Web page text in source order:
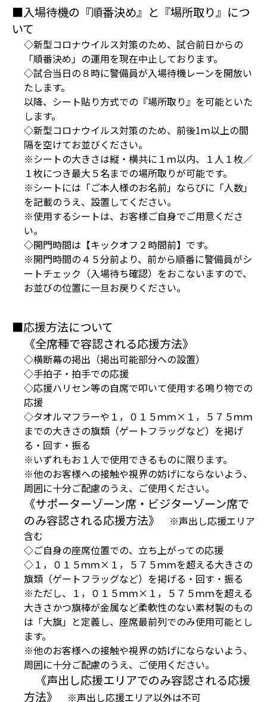
■入場待機の『順番決め』と『場所取り』につ
いて
◇新型コロナウイルス対策のため、試合前日からの
「順番決め」の運用を現在中止しております。
◇試合当日の８時に警備員が入場待機レーンを開放い
たします。
以降、シート貼り方式での『場所取り』を可能といた
します。
◇新型コロナウイルス対策のため、前後1ｍ以上の間
隔を空けてお並びください。
※シートの大きさは縦・横共に１ｍ以内、１人１枚／
１枚につき最大５名までの場所取りが可能です。
※シートには「ご本人様のお名前」ならびに「人数」
を記載のうえ、設置してください。
※使用するシートは、お客様ご自身でご用意くださ
い。
◇開門時間は【キックオフ２時間前】です。
※開門時間の４５分前より、前から順番に警備員がシ
ートチェック（入場待ち確認）をおこないますので、
お並びの位置に一旦お戻りください。
■応援方法について
《全席種で容認される応援方法》
◇横断幕の掲出（掲出可能部分への設置）
◇手拍子・拍手での応援
◇応援ハリセン等の自席で叩いて使用する鳴り物での
応援
◇タオルマフラーや１，０１５ｍｍ×１，５７５ｍｍ
までの大きさの旗類（ゲートフラッグなど）を掲げ
る・回す・振る
※いずれもお１人で使用できるものに限ります。
※他のお客様への接触や視界の妨げにならないよう、
周囲に十分ご配慮のうえ、ご使用ください。
《サポーターゾーン席・ビジターゾーン席で
のみ容認される応援方法》
※声出し応援エリア
含む
◇ご自身の座席位置での、立ち上がっての応援
◇１，０１５ｍｍ×１，５７５ｍｍを超える大きさの
旗類（ゲートフラッグなど）を掲げる・回す・振る
※ただし、１，０１５ｍｍ×１，５７５ｍｍを超える
大きさかつ旗棒が金属など柔軟性のない素材製のもの
は「大旗」と定義し、座席最前列でのみ使用可能とし
ます。
※他のお客様への接触や視界の妨げにならないよう、
周囲に十分ご配慮のうえ、ご使用ください。
《声出し応援エリアでのみ容認される応援
方法》
※声出し応援エリア以外は不可